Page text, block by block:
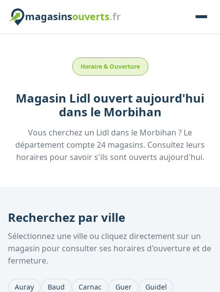
magasinsouverts.fr
Horaire & Ouverture
Magasin Lidl ouvert aujourd'hui
dans le Morbihan
Vous cherchez un Lidl dans le Morbihan ? Le
département compte24 magasins. Consultez leurs
horaires pour savoir s'ils sont ouverts aujourd'hui.
Recherchez par ville
Sélectionnez une ville ou cliquez directement sur un
magasin pour consulter ses horaires d'ouverture et de
fermeture.
Auray Baud Carnac Guer
Guidel